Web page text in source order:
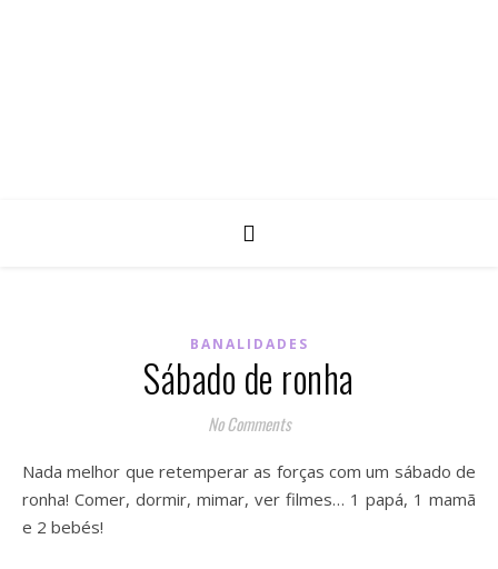
BANALIDADES
Sábado de ronha
No Comments
Nada melhor que retemperar as forças com um sábado de
ronha! Comer, dormir, mimar, ver filmes… 1 papá, 1 mamã
e 2 bebés!